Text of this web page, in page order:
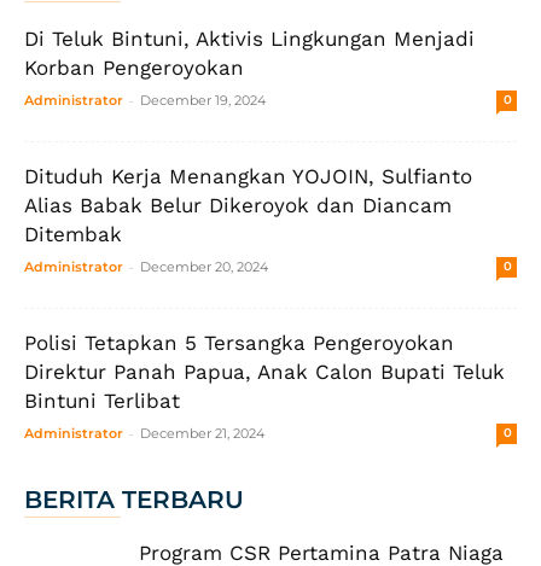
Di Teluk Bintuni, Aktivis Lingkungan Menjadi
Korban Pengeroyokan
Administrator - December 19, 2024 0
Dituduh Kerja Menangkan YOJOIN, Sulfianto
Alias Babak Belur Dikeroyok dan Diancam
Ditembak
Administrator - December 20, 2024 0
Polisi Tetapkan 5 Tersangka Pengeroyokan
Direktur Panah Papua, Anak Calon Bupati Teluk
Bintuni Terlibat
Administrator - December 21, 2024 0
BERITA TERBARU
Program CSR Pertamina Patra Niaga